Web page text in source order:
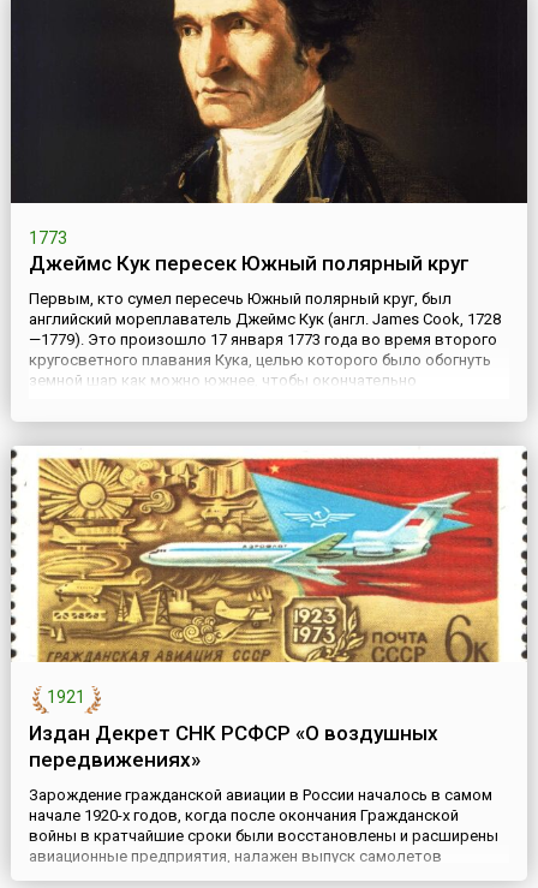
1773
Джеймс Кук пересек Южный полярный круг
Первым, кто сумел пересечь Южный полярный круг, был
английский мореплаватель Джеймс Кук (англ. James Cook, 1728
—1779). Это произошло 17 января 1773 года во время второго
кругосветного плавания Кука, целью которого было обогнуть
земной шар как можно южнее, чтобы окончательно
Australis). Под командованием Джеймса Кука находились два
корабл...
1921
Издан Декрет СНК РСФСР «О воздушных
передвижениях»
Зарождение гражданской авиации в России началось в самом
начале 1920-х годов, когда после окончания Гражданской
войны в кратчайшие сроки были восстановлены и расширены
авиационные предприятия, налажен выпуск самолетов
отечественных конструкций. Тогда возникла и необходимость